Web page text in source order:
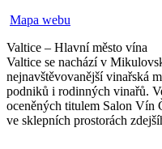
Mapa webu
Valtice – Hlavní město vína
Valtice se nachází v
nejnavštěvovanější vinařská
podniků i rodinných vinařů.
oceněných titulem Salon Vín
ve sklepních prostorách